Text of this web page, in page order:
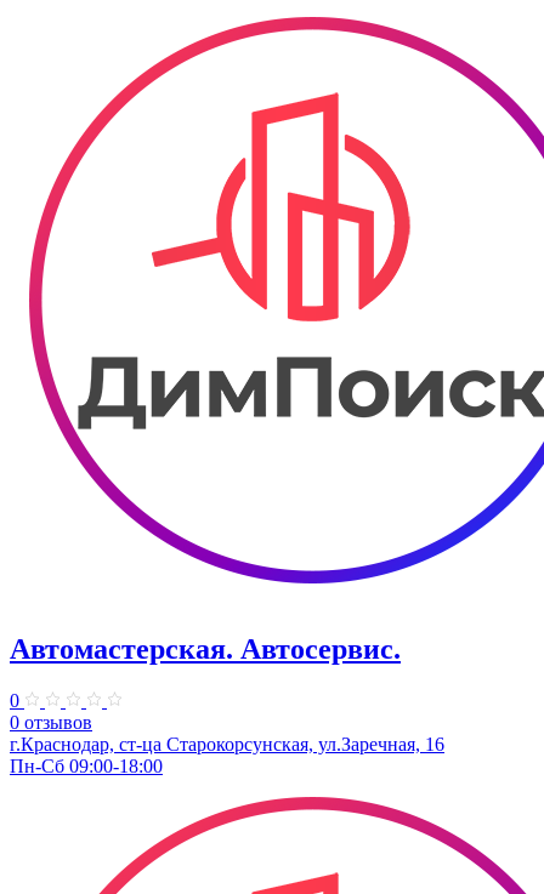
Автомастерская. Автосервис.
0
0 отзывов
г.Краснодар, ст-ца Старокорсунская, ул.Заречная, 16
Пн-Сб 09:00-18:00